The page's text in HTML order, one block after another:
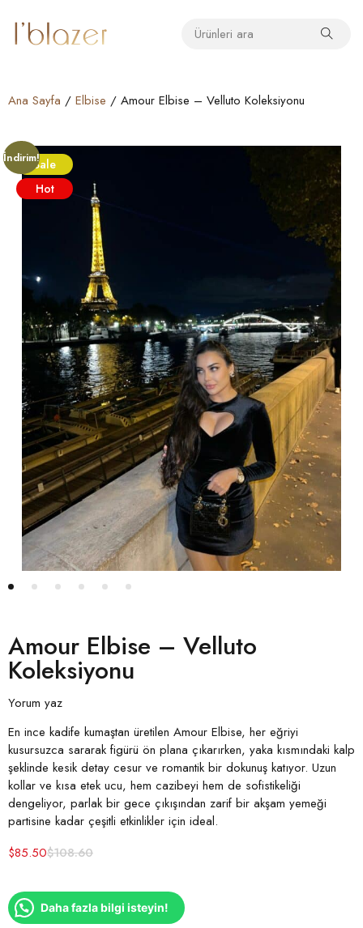
Ana Sayfa / Elbise / Amour Elbise – Velluto Koleksiyonu
İndirim!Sale
Hot
Amour Elbise – Velluto
Koleksiyonu
Yorum yaz
En ince kadife kumaştan üretilen Amour Elbise, her eğriyi
kusursuzca sararak figürü ön plana çıkarırken, yaka kısmındaki kalp
şeklinde kesik detay cesur ve romantik bir dokunuş katıyor. Uzun
kollar ve kısa etek ucu, hem cazibeyi hem de sofistikeliği
dengeliyor, parlak bir gece çıkışından zarif bir akşam yemeği
partisine kadar çeşitli etkinlikler için ideal.
$108.60
$85.50
Daha fazla bilgi isteyin!